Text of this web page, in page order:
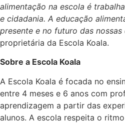
alimentação na escola é
e cidadania. A educação
presente e no futuro das nossas
proprietária da Escola Koala.
Sobre a Escola Koala
A Escola Koala é focada no
entre 4 meses e 6 anos com
aprendizagem a partir das
alunos. A escola respeita o